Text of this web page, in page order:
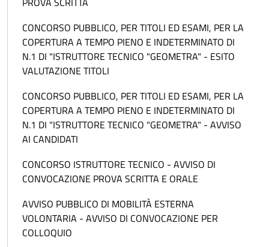
CONCORSO PUBBLICO, PER TITOLI ED ESAMI, PER LA
COPERTURA A TEMPO PIENO E INDETERMINATO DI
N.1 DI "ISTRUTTORE TECNICO "GEOMETRA" - ESITO
VALUTAZIONE TITOLI
CONCORSO PUBBLICO, PER TITOLI ED ESAMI, PER LA
COPERTURA A TEMPO PIENO E INDETERMINATO DI
N.1 DI "ISTRUTTORE TECNICO "GEOMETRA" - AVVISO
AI CANDIDATI
CONCORSO ISTRUTTORE TECNICO - AVVISO DI
CONVOCAZIONE PROVA SCRITTA E ORALE
AVVISO PUBBLICO DI MOBILITÀ ESTERNA
VOLONTARIA - AVVISO DI CONVOCAZIONE PER
COLLOQUIO